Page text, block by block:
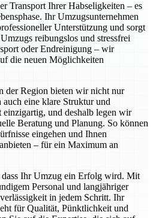
Transport Ihrer Habseligkeiten – es
Ihr Umzugsunternehmen
Unterstützung und sorgt
reibungslos und stressfrei
oder Endreinigung – wir
die neuen Möglichkeiten
der Region bieten wir nicht nur
auch eine klare Struktur und
einzigartig, und deshalb legen wir
Beratung und Planung. So können
eingehen und Ihnen
– für ein Maximum an
dass Ihr Umzug ein Erfolg wird. Mit
Personal und langjähriger
in jedem Schritt. Ihr
für Qualität, Pünktlichkeit und